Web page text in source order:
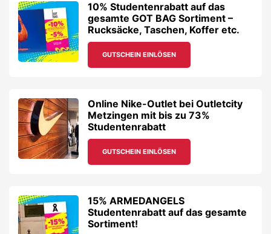
10% Studentenrabatt auf das
gesamte GOT BAG Sortiment –
Rucksäcke, Taschen, Koffer etc.
GUTSCHEIN EINLÖSEN
Online Nike-Outlet bei Outletcity
Metzingen mit bis zu 73%
Studentenrabatt
GUTSCHEIN EINLÖSEN
15% ARMEDANGELS
Studentenrabatt auf das gesamte
Sortiment!